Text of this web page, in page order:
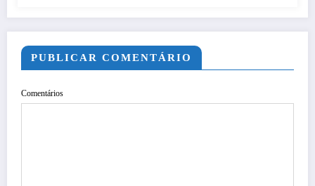
PUBLICAR COMENTÁRIO
Comentários